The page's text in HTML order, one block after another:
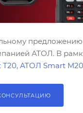
АТОЛ. В
T20, АТОЛ Smart M20